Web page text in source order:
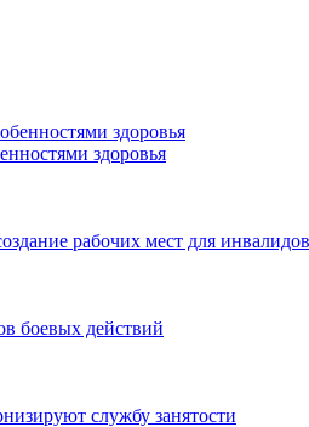
здоровья
рабочих мест для
боевых действий
службу занятости